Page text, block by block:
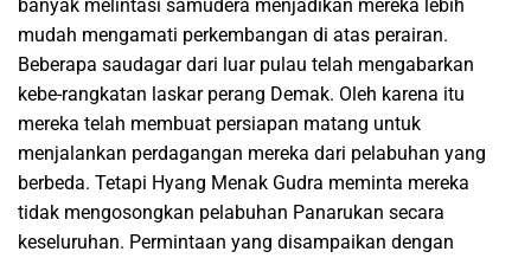
banyak melintasi samudera menjadikan mereka lebih
mudah mengamati perkembangan di atas perairan.
Beberapa saudagar dari luar pulau telah mengabarkan
kebe-rangkatan laskar perang Demak. Oleh karena itu
mereka telah membuat persiapan matang untuk
menjalankan perdagangan mereka dari pelabuhan yang
berbeda. Tetapi Hyang Menak Gudra meminta mereka
tidak mengosongkan pelabuhan Panarukan secara
keseluruhan. Permintaan yang disampaikan dengan